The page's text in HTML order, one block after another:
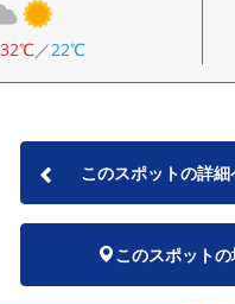
32℃／22℃
このスポットの詳
このスポット